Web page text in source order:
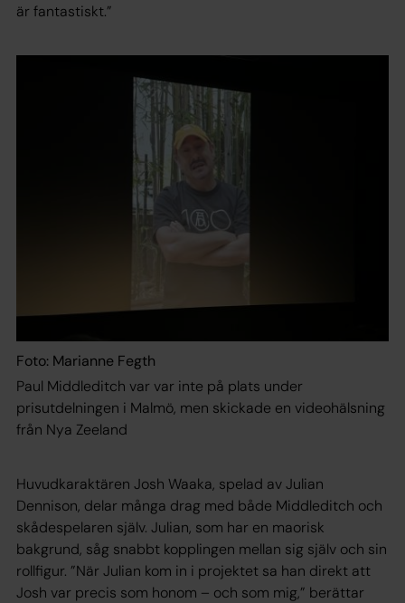
är fantastiskt.”
Foto: Marianne Fegth
Paul Middleditch var var inte på plats under
prisutdelningen i Malmö, men skickade en videohälsning
från Nya Zeeland
Huvudkaraktären Josh Waaka, spelad av Julian
Dennison, delar många drag med både Middleditch och
skådespelaren själv. Julian, som har en maorisk
bakgrund, såg snabbt kopplingen mellan sig själv och sin
rollfigur. ”När Julian kom in i projektet sa han direkt att
Josh var precis som honom – och som mig,” berättar